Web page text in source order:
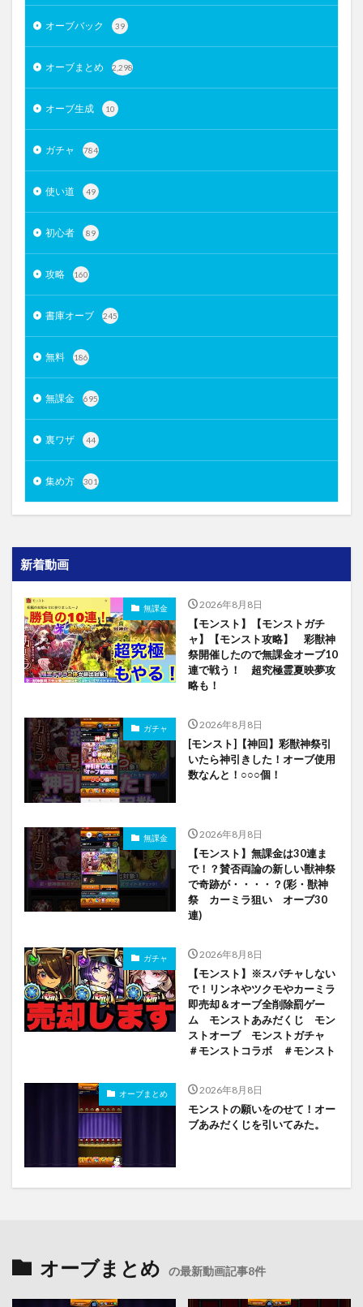
オーブバック 39
オーブまとめ 2,298
オーブ生成 10
ガチャ 784
使い道 49
初心者 89
攻略 160
書庫オーブ 245
無料 186
無課金 695
裏ワザ 44
集め方 301
新着動画
無課金 2026年8月8日
【モンスト】【モンストガチ
ャ】【モンスト攻略】 彩獣神
祭開催したので無課金オーブ10
連で戦う！ 超究極霊夏映夢攻
略も！
ガチャ 2026年8月8日
[モンスト]【神回】彩獣神祭引
いたら神引きした！オーブ使用
数なんと！○○○個！
無課金 2026年8月8日
【モンスト】無課金は30連ま
で！？賛否両論の新しい獣神祭
で奇跡が・・・・？(彩・獣神
祭 カーミラ狙い オーブ30
連)
ガチャ 2026年8月8日
【モンスト】※スパチャしない
で！リンネやツクモやカーミラ
即売却＆オーブ全削除罰ゲー
ム モンストあみだくじ モン
ストオーブ モンストガチャ
＃モンストコラボ ＃モンスト
オーブまとめ 2026年8月8日
モンストの願いをのせて！オー
ブあみだくじを引いてみた。
オーブまとめ の最新動画記事8件